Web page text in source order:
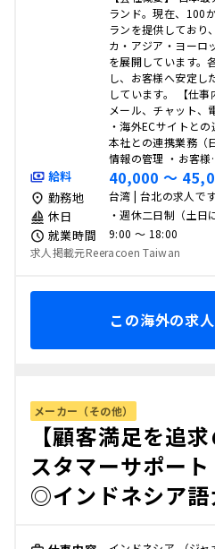
ランド。現在、100
ランを提供しており
カ・アジア・ヨーロ
を展開しています。
し、お客様へ安定し
しています。 【仕
メール、チャット、
・海外ECサイトと
本社との連携業務（
情報の管理 ・お客
給料 40,000 〜
勤務地 台湾 | 台北の求人です
休日 ・週休二日制（土日
就業時間
9:00 〜 18:00
求人掲載元Reeracoen Taiwan
この海外の求
メーカー（その他）
【顧客満足を追
スタマーサポー
◎インドネシア語